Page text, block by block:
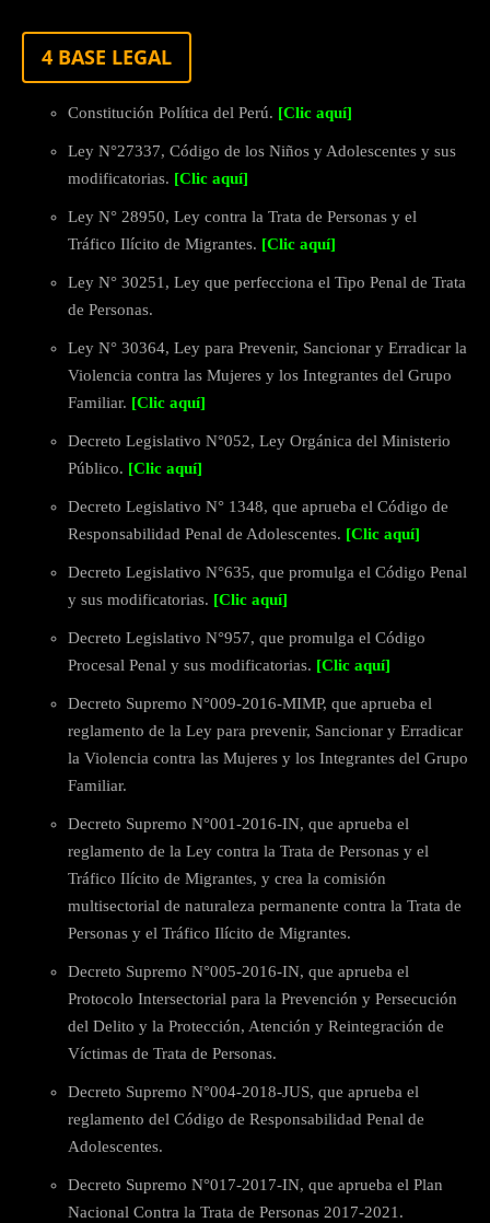
4 BASE LEGAL
Constitución Política del Perú. [Clic aquí]
Ley N°27337, Código de los Niños y Adolescentes y sus
modificatorias. [Clic aquí]
Ley N° 28950, Ley contra la Trata de Personas y el
Tráfico Ilícito de Migrantes. [Clic aquí]
Ley N° 30251, Ley que perfecciona el Tipo Penal de Trata
de Personas.
Ley N° 30364, Ley para Prevenir, Sancionar y Erradicar la
Violencia contra las Mujeres y los Integrantes del Grupo
Familiar. [Clic aquí]
Decreto Legislativo N°052, Ley Orgánica del Ministerio
Público. [Clic aquí]
Decreto Legislativo N° 1348, que aprueba el Código de
Responsabilidad Penal de Adolescentes. [Clic aquí]
Decreto Legislativo N°635, que promulga el Código Penal
y sus modificatorias. [Clic aquí]
Decreto Legislativo N°957, que promulga el Código
Procesal Penal y sus modificatorias. [Clic aquí]
Decreto Supremo N°009-2016-MIMP, que aprueba el
reglamento de la Ley para prevenir, Sancionar y Erradicar
la Violencia contra las Mujeres y los Integrantes del Grupo
Familiar.
Decreto Supremo N°001-2016-IN, que aprueba el
reglamento de la Ley contra la Trata de Personas y el
Tráfico Ilícito de Migrantes, y crea la comisión
multisectorial de naturaleza permanente contra la Trata de
Personas y el Tráfico Ilícito de Migrantes.
Decreto Supremo N°005-2016-IN, que aprueba el
Protocolo Intersectorial para la Prevención y Persecución
del Delito y la Protección, Atención y Reintegración de
Víctimas de Trata de Personas.
Decreto Supremo N°004-2018-JUS, que aprueba el
reglamento del Código de Responsabilidad Penal de
Adolescentes.
Decreto Supremo N°017-2017-IN, que aprueba el Plan
Nacional Contra la Trata de Personas 2017-2021.